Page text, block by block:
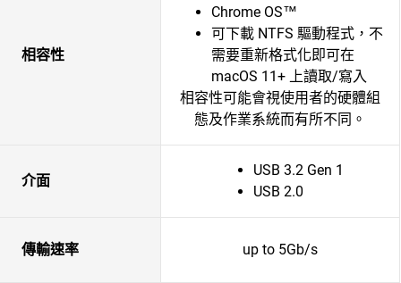
相容性
Chrome OS™
可下載 NTFS 驅動程式，不
需要重新格式化即可在
macOS 11+ 上讀取/寫入
相容性可能會視使用者的硬體組
態及作業系統而有所不同。
介面
USB 3.2 Gen 1
USB 2.0
傳輸速率 up to 5Gb/s